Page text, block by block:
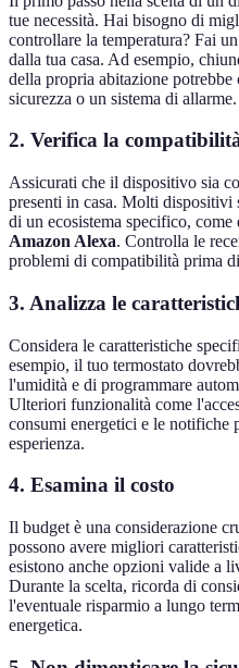
tue necessità. Hai bisogno di
controllare la temperatura? Fai
dalla tua casa. Ad esempio,
della propria abitazione potrebbe
sicurezza o un sistema di allarme.
2. Verifica la
Assicurati che il dispositivo sia
presenti in casa. Molti
di un ecosistema specifico, come
Amazon Alexa. Controlla le
problemi di compatibilità prima
3. Analizza le
Considera le caratteristiche
esempio, il tuo termostato
l'umidità e di programmare
Ulteriori funzionalità come
consumi energetici e le notifiche
esperienza.
4. Esamina il costo
Il budget è una considerazione
possono avere migliori
esistono anche opzioni valide a
Durante la scelta, ricorda di
l'eventuale risparmio a lungo
energetica.